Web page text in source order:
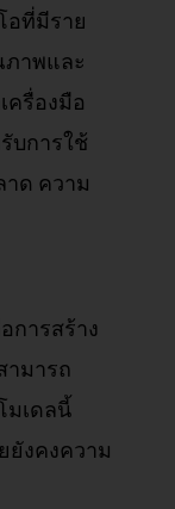
อที่มีราย
ภาพและ
ครื่องมือ
บการใช้
าด ความ
การสร้าง
ามารถ
มเดลนี้
ยังคงความ